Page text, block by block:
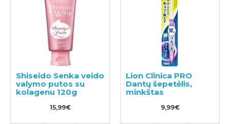
Shiseido Senka veido
valymo putos su
kolagenu 120g
15,99€
Lion Clinica PRO
Dantų šepetėlis,
minkštas
9,99€